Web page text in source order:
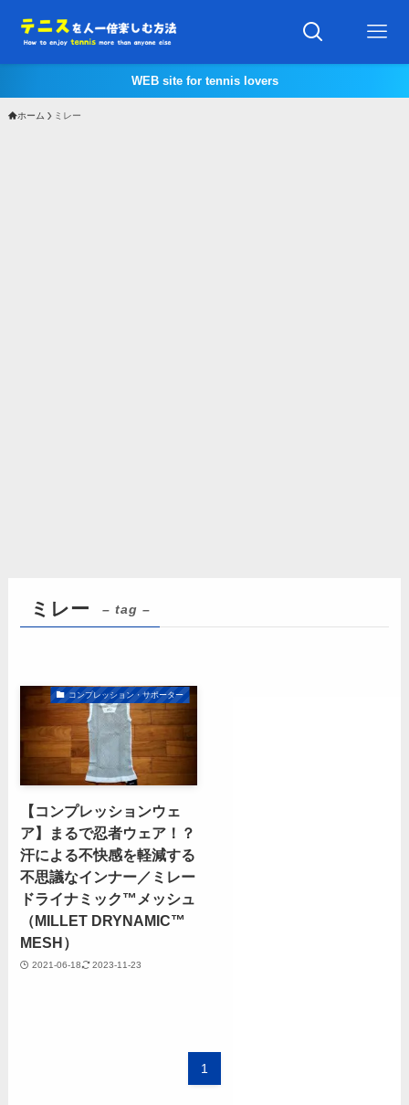
WEB site for tennis lovers
ホーム ミレー
ミレー – tag –
コンプレッション・サポーター
【コンプレッションウェ
ア】まるで忍者ウェア！？
汗による不快感を軽減する
不思議なインナー／ミレー
ドライナミック™メッシュ
（MILLET DRYNAMIC™
MESH）
2021-06-18 2023-11-23
1